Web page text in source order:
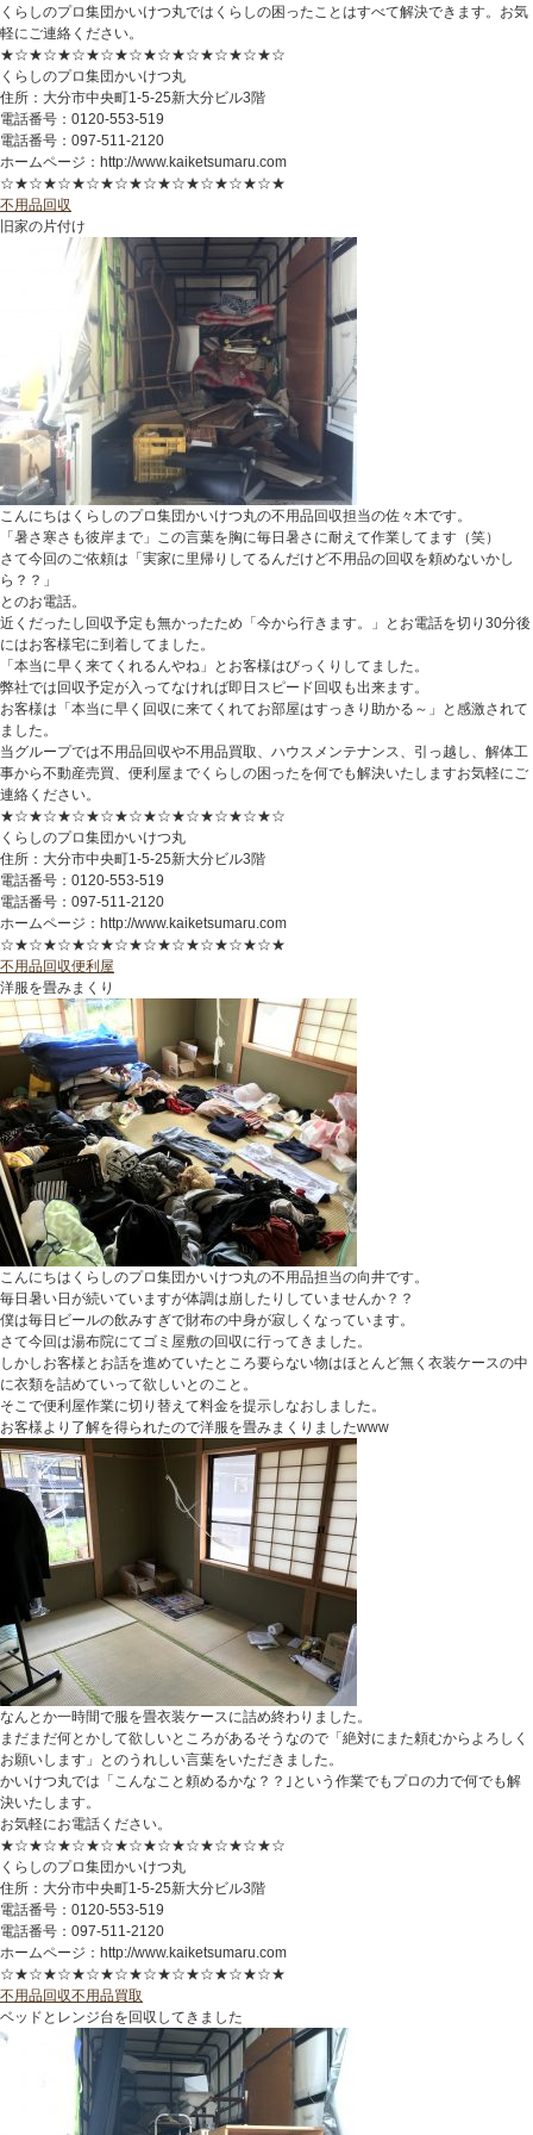
くらしのプロ集団かいけつ丸ではくらしの困ったことはすべて解決できます。お気
軽にご連絡ください。
★☆★☆★☆★☆★☆★☆★☆★☆★☆★☆
くらしのプロ集団かいけつ丸
住所：大分市中央町1-5-25新大分ビル3階
電話番号：0120-553-519
電話番号：097-511-2120
ホームページ：http://www.kaiketsumaru.com
☆★☆★☆★☆★☆★☆★☆★☆★☆★☆★
不用品回収
旧家の片付け
こんにちはくらしのプロ集団かいけつ丸の不用品回収担当の佐々木です。
「暑さ寒さも彼岸まで」この言葉を胸に毎日暑さに耐えて作業してます（笑）
さて今回のご依頼は「実家に里帰りしてるんだけど不用品の回収を頼めないかし
ら？？」
とのお電話。
近くだったし回収予定も無かったため「今から行きます。」とお電話を切り30分後
にはお客様宅に到着してました。
「本当に早く来てくれるんやね」とお客様はびっくりしてました。
弊社では回収予定が入ってなければ即日スピード回収も出来ます。
お客様は「本当に早く回収に来てくれてお部屋はすっきり助かる～」と感激されて
ました。
当グループでは不用品回収や不用品買取、ハウスメンテナンス、引っ越し、解体工
事から不動産売買、便利屋までくらしの困ったを何でも解決いたしますお気軽にご
連絡ください。
★☆★☆★☆★☆★☆★☆★☆★☆★☆★☆
くらしのプロ集団かいけつ丸
住所：大分市中央町1-5-25新大分ビル3階
電話番号：0120-553-519
電話番号：097-511-2120
ホームページ：http://www.kaiketsumaru.com
☆★☆★☆★☆★☆★☆★☆★☆★☆★☆★
不用品回収便利屋
洋服を畳みまくり
こんにちはくらしのプロ集団かいけつ丸の不用品担当の向井です。
毎日暑い日が続いていますが体調は崩したりしていませんか？？
僕は毎日ビールの飲みすぎで財布の中身が寂しくなっています。
さて今回は湯布院にてゴミ屋敷の回収に行ってきました。
しかしお客様とお話を進めていたところ要らない物はほとんど無く衣装ケースの中
に衣類を詰めていって欲しいとのこと。
そこで便利屋作業に切り替えて料金を提示しなおしました。
お客様より了解を得られたので洋服を畳みまくりましたwww
なんとか一時間で服を畳衣装ケースに詰め終わりました。
まだまだ何とかして欲しいところがあるそうなので「絶対にまた頼むからよろしく
お願いします」とのうれしい言葉をいただきました。
かいけつ丸では「こんなこと頼めるかな？？｣という作業でもプロの力で何でも解
決いたします。
お気軽にお電話ください。
★☆★☆★☆★☆★☆★☆★☆★☆★☆★☆
くらしのプロ集団かいけつ丸
住所：大分市中央町1-5-25新大分ビル3階
電話番号：0120-553-519
電話番号：097-511-2120
ホームページ：http://www.kaiketsumaru.com
☆★☆★☆★☆★☆★☆★☆★☆★☆★☆★
不用品回収不用品買取
ベッドとレンジ台を回収してきました